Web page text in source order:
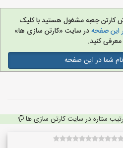
کارتن جعبه مشغول هستید با کلیک
این صفحهدر سایت «کارتن سازی ها»
کنید.
شما در این صفحه
ستاره در سایت کارتن سازی ها